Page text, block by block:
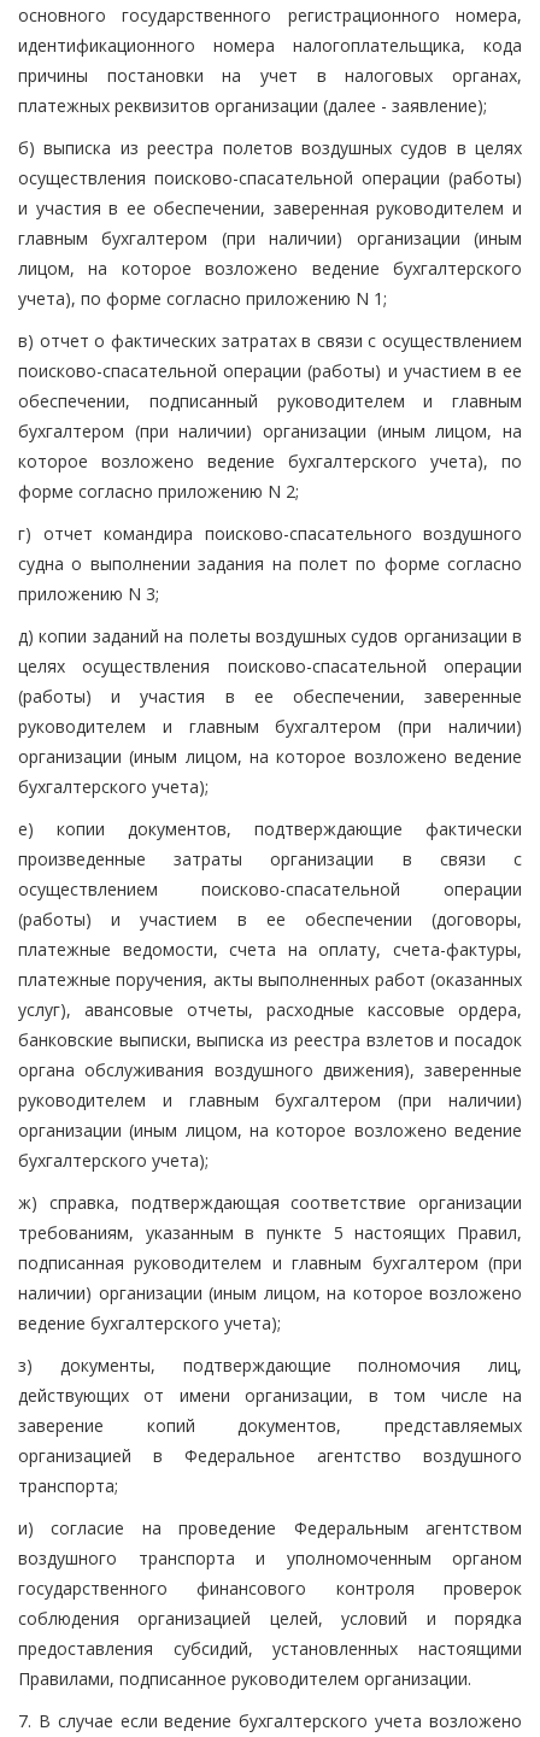
основного государственного регистрационного номера,
идентификационного номера налогоплательщика, кода
причины постановки на учет в налоговых органах,
платежных реквизитов организации (далее - заявление);
б) выписка из реестра полетов воздушных судов в целях
осуществления поисково-спасательной операции (работы)
и участия в ее обеспечении, заверенная руководителем и
главным бухгалтером (при наличии) организации (иным
лицом, на которое возложено ведение бухгалтерского
учета), по форме согласно приложению N 1;
в) отчет о фактических затратах в связи с осуществлением
поисково-спасательной операции (работы) и участием в ее
обеспечении, подписанный руководителем и главным
бухгалтером (при наличии) организации (иным лицом, на
которое возложено ведение бухгалтерского учета), по
форме согласно приложению N 2;
г) отчет командира поисково-спасательного воздушного
судна о выполнении задания на полет по форме согласно
приложению N 3;
д) копии заданий на полеты воздушных судов организации в
целях осуществления поисково-спасательной операции
(работы) и участия в ее обеспечении, заверенные
руководителем и главным бухгалтером (при наличии)
организации (иным лицом, на которое возложено ведение
бухгалтерского учета);
е) копии документов, подтверждающие фактически
произведенные затраты организации в связи с
осуществлением поисково-спасательной операции
(работы) и участием в ее обеспечении (договоры,
платежные ведомости, счета на оплату, счета-фактуры,
платежные поручения, акты выполненных работ (оказанных
услуг), авансовые отчеты, расходные кассовые ордера,
банковские выписки, выписка из реестра взлетов и посадок
органа обслуживания воздушного движения), заверенные
руководителем и главным бухгалтером (при наличии)
организации (иным лицом, на которое возложено ведение
бухгалтерского учета);
ж) справка, подтверждающая соответствие организации
требованиям, указанным в пункте 5 настоящих Правил,
подписанная руководителем и главным бухгалтером (при
наличии) организации (иным лицом, на которое возложено
ведение бухгалтерского учета);
з) документы, подтверждающие полномочия лиц,
действующих от имени организации, в том числе на
заверение копий документов, представляемых
организацией в Федеральное агентство воздушного
транспорта;
и) согласие на проведение Федеральным агентством
воздушного транспорта и уполномоченным органом
государственного финансового контроля проверок
соблюдения организацией целей, условий и порядка
предоставления субсидий, установленных настоящими
Правилами, подписанное руководителем организации.
7. В случае если ведение бухгалтерского учета возложено